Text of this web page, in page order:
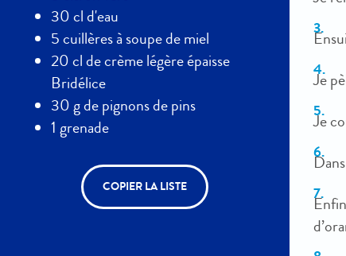
30 cl d'eau
5 cuillères à soupe de miel
20 cl de crème légère épaisse
Bridélice
30 g de pignons de pins
1 grenade
COPIER LA LISTE
Je
Je